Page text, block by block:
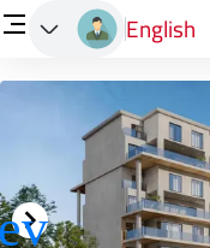
English